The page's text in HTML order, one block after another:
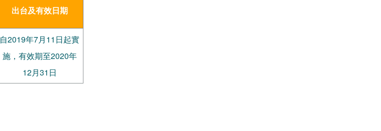
出台及有效日期
自2019年7月11日起實
施，有效期至2020年
12月31日